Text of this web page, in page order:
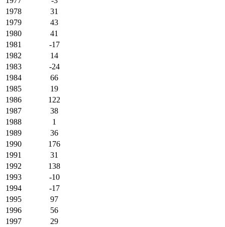
1978
31
1979
43
1980
41
1981
-17
1982
14
1983
-24
1984
66
1985
19
1986
122
1987
38
1988
1
1989
36
1990
176
1991
31
1992
138
1993
-10
1994
-17
1995
97
1996
56
1997
29